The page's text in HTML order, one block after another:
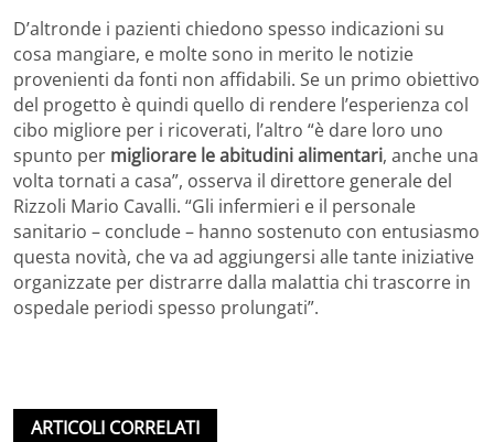
D’altronde i pazienti chiedono spesso indicazioni su
cosa mangiare, e molte sono in merito le notizie
provenienti da fonti non affidabili. Se un primo obiettivo
del progetto è quindi quello di rendere l’esperienza col
cibo migliore per i ricoverati, l’altro “è dare loro uno
spunto per migliorare le abitudini alimentari, anche una
volta tornati a casa”, osserva il direttore generale del
Rizzoli Mario Cavalli. “Gli infermieri e il personale
sanitario – conclude – hanno sostenuto con entusiasmo
questa novità, che va ad aggiungersi alle tante iniziative
organizzate per distrarre dalla malattia chi trascorre in
ospedale periodi spesso prolungati”.
ARTICOLI CORRELATI